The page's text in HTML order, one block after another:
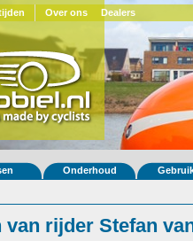
Over ons Dealers
Onderhoud
van rijder Stefan